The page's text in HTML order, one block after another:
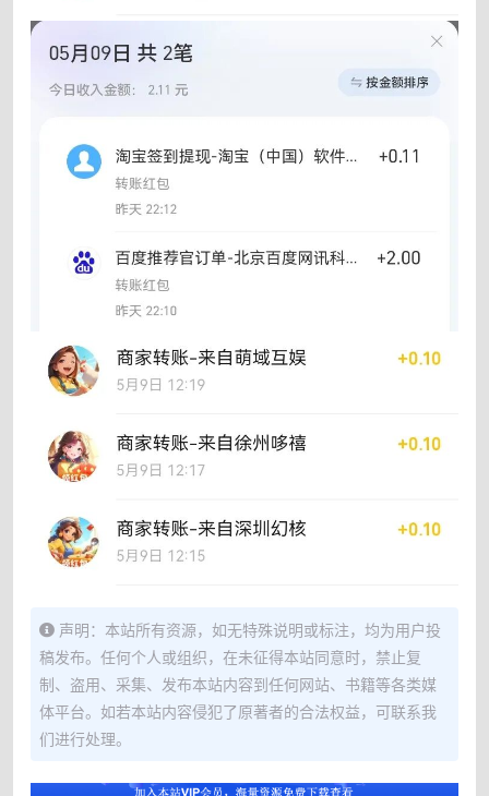
声明：本站所有资源，如无特殊说明或标注，均为用户投
稿发布。任何个人或组织，在未征得本站同意时，禁止复
制、盗用、采集、发布本站内容到任何网站、书籍等各类媒
体平台。如若本站内容侵犯了原著者的合法权益，可联系我
们进行处理。